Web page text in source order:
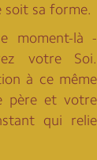
soit sa forme.
moment-là -
votre Soi.
à ce même
père et votre
qui relie